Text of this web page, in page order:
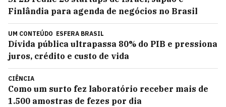
Finlândia para agenda de negócios no Brasil
UM CONTEÚDO ESFERA BRASIL
Dívida pública ultrapassa 80% do PIB e pressiona
juros, crédito e custo de vida
CIÊNCIA
Como um surto fez laboratório receber mais de
1.500 amostras de fezes por dia